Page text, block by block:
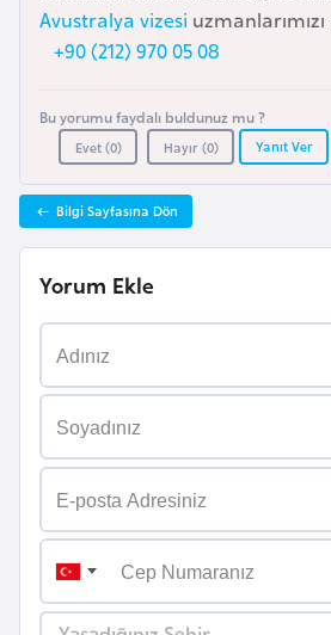
Avustralya vizesi
+90 (212) 970 05 08
Bu yorumu faydalı buldunuz mu ?
Evet (0) Hayır (0) Yanıt Ver
Bilgi Sayfasına Dön
Yorum Ekle
B
l
a
u
s
B
e
ç
k
a
B
n